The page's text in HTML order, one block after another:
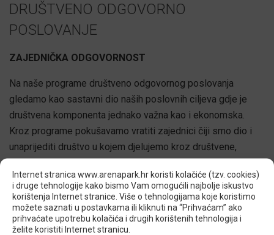
Internet stranica www.arenapark.hr koristi kolačiće (tzv. cookies)
i druge tehnologije kako bismo Vam omogućili najbolje iskustvo
korištenja Internet stranice. Više o tehnologijama koje koristimo
možete saznati u postavkama ili kliknuti na “Prihvaćam” ako
prihvaćate upotrebu kolačića i drugih korištenih tehnologija i
želite koristiti Internet stranicu.
DRUŠTVENO ODGOVORNO
POSLOVANJE
ZAJEDNIČKA ODGOVORNOST
Na naše programe društveno odgovornog poslovanja
gledamo kao sastavni dio naših poslovnih ciljeva gdje je
društvena komponenta jednako važna kao i ekonomska.
Kroz programe pokušavamo vratiti zajednici čiji smo dio i
unaprijediti društvo u kojem djelujemo kroz društvene,
ekonomske i ekološke projekte.
ZAJEDNO smo korak bliže održivom razvoju!